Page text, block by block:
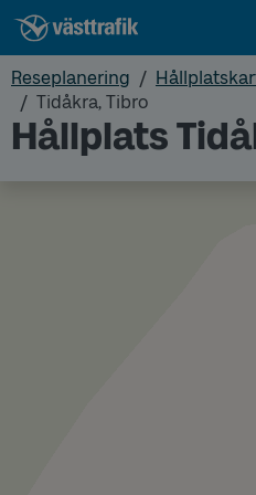
Reseplanering
Tidåkra, Tibro
Hållplats